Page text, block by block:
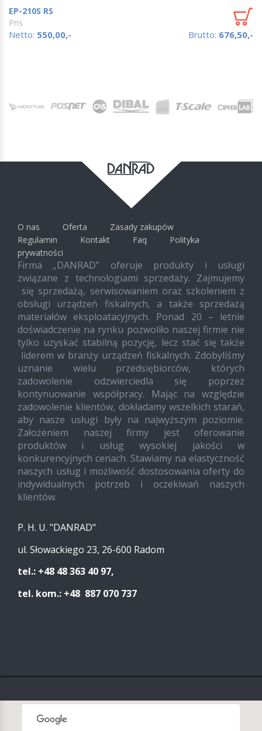
EP-210S RS
Pris
Netto: 550,00,- Brutto: 676,50,-
O nas Oferta
Zasady zakupów
Regulamin
Kontakt Faq
Polityka
prywatności
Firma „DANRAD” oferuje produkty i usługi
związane z technologiami sprzedaży. Zajmujemy
się sprzedażą, serwisowaniem oraz szkoleniem z
obsługi urządzeń fiskalnych, a także sprzedażą
materiałów eksploatacyjnych. Ponad 20 – letnie
doświadczenie na rynku pozwoliło naszej firmie nie
tylko uzyskać stabilną pozycję, lecz stać się także
liderem w branży urządzeń fiskalnych. Zdobyliśmy
uznanie wielu przedsiębiorców, których
zadowolenie odzwierciedla się poprzez
kontynuowanie współpracy. Mając na względzie
zadowolenie klientów, dokładamy wszelkich starań,
aby nasze usługi były na najwyższym poziomie.
Założeniem naszej firmy jest oferowanie
produktów i usług wysokiej jakości w
konkurencyjnych cenach. Stawiamy na elastyczność
naszych usług i możliwość dostosowania oferty do
indywidualnych potrzeb i oczekiwań naszych
klientów.
P. H. U. "DANRAD"
ul. Słowackiego 23, 26-600 Radom
tel.: +48 48 363 40 97,
tel. kom.: +48 887 070 737